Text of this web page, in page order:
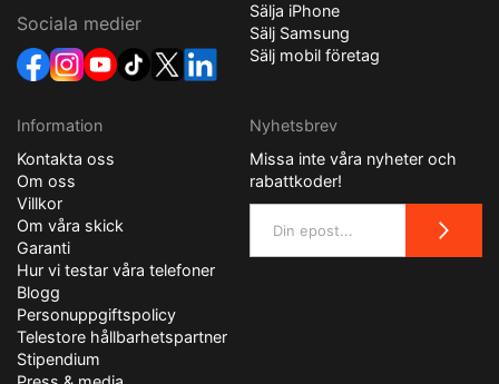
Sociala medier
Sälja iPhone
Sälj Samsung
Sälj mobil företag
Information
Kontakta oss
Om oss
Villkor
Om våra skick
Garanti
Hur vi testar våra telefoner
Blogg
Personuppgiftspolicy
Telestore hållbarhetspartner
Stipendium
Nyhetsbrev
Missa inte våra nyheter och
rabattkoder!